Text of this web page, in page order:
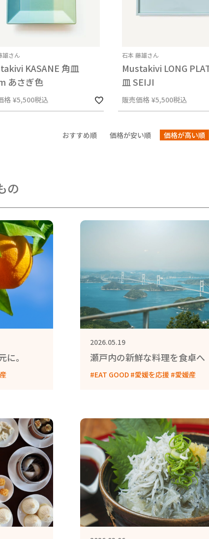
雄さん
KASANE 角皿
あさぎ色
格 ¥5,500税込
石本 藤雄さん
Mustakivi LONG
皿 SEIJI
販売価格 ¥5,500税込
おすすめ順 価格が安い順 価格が高い順
の
。
2026.05.19
瀬戸内の新鮮な料理を食卓へ
#EAT GOOD #愛媛を応援 #愛媛産